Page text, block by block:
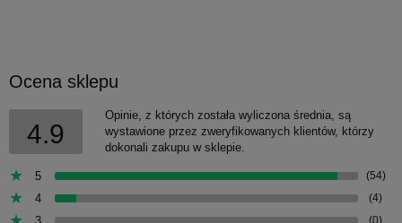
Ocena sklepu
4.9
Opinie, z których została wyliczona średnia, są
wystawione przez zweryfikowanych klientów, którzy
dokonali zakupu w sklepie.
5 (54)
4 (4)
(0)